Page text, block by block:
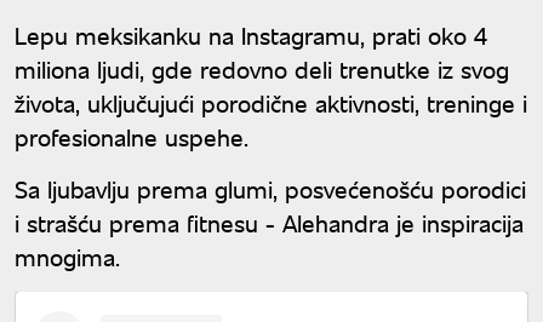
Lepu meksikanku na Instagramu, prati oko 4
miliona ljudi, gde redovno deli trenutke iz svog
života, uključujući porodične aktivnosti, treninge i
profesionalne uspehe.
Sa ljubavlju prema glumi, posvećenošću porodici
i strašću prema fitnesu - Alehandra je inspiracija
mnogima.